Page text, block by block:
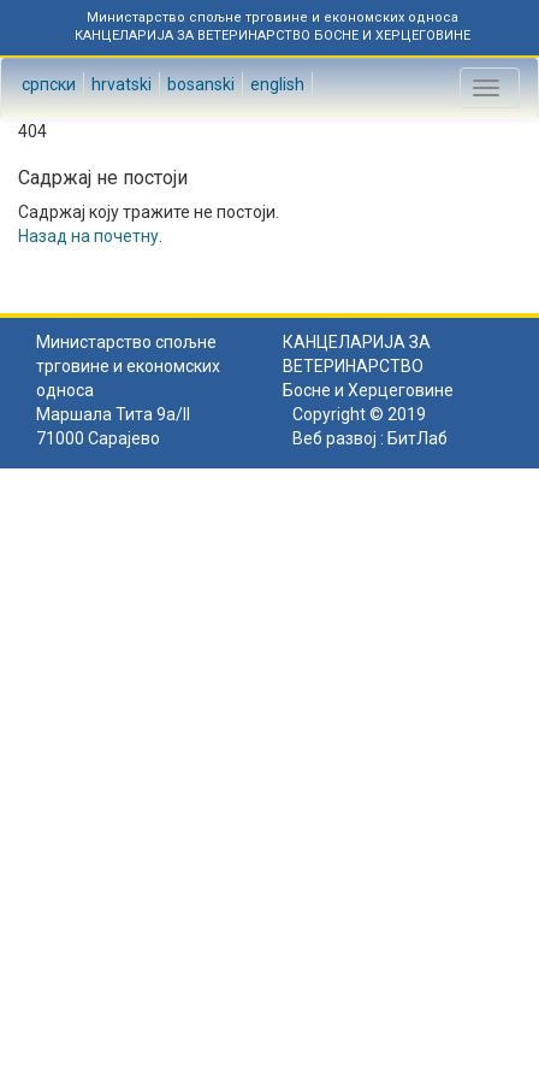
Министарство спољне трговине и економских односа
КАНЦЕЛАРИЈА ЗА ВЕТЕРИНАРСТВО БОСНЕ И ХЕРЦЕГОВИНЕ
српски hrvatski bosanski english
Toggle
404
Садржај не постоји
Садржај коју тражите не постоји.
Назад на почетну
Министарство спољне
трговине и економских
односа
КАНЦЕЛАРИЈА ЗА
ВЕТЕРИНАРСТВО
Босне и Херцеговине
Маршала Тита 9а/II
71000 Сарајево
Copyright © 2019
Веб развој : БитЛаб